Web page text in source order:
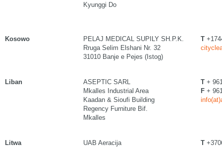
Kyunggi Do
Kosowo
PELAJ MEDICAL SUPILY SH.P.K.
Rruga Selim Elshani Nr. 32
31010 Banje e Pejes (Istog)
T
Liban
ASEPTIC SARL
Mkalles Industrial Area
Kaadan & Sioufi Building
Regency Furniture Bif.
Mkalles
T +
F +
Litwa
UAB Aeracija
T